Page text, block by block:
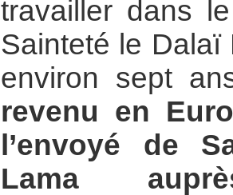
travailler dans
Sainteté le
environ sept
revenu en
l’envoyé de
Lama